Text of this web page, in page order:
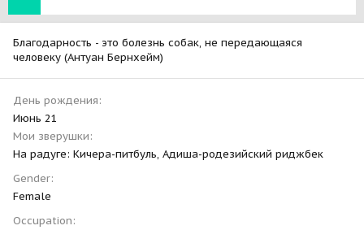
Благодарность - это болезнь собак, не передающаяся
человеку (Антуан Бернхейм)
День рождения
Июнь 21
Мои зверушки
На радуге: Кичера-питбуль, Адиша-родезийский риджбек
Gender
Female
Occupation